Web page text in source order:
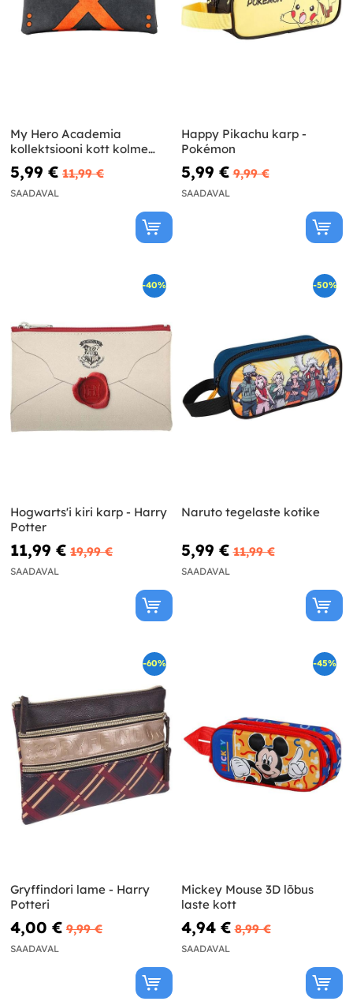
My Hero Academia
kollektsiooni kott kolme
sektsiooniga
5,99 € 11,99 €
SAADAVAL
Happy Pikachu karp -
Pokémon
5,99 € 9,99 €
SAADAVAL
-40%
Hogwarts'i kiri karp - Harry
Potter
11,99 € 19,99 €
SAADAVAL
-50%
Naruto tegelaste kotike
5,99 € 11,99 €
SAADAVAL
-60%
Gryffindori lame - Harry
Potteri
4,00 € 9,99 €
SAADAVAL
-45%
Mickey Mouse 3D lõbus
laste kott
4,94 € 8,99 €
SAADAVAL